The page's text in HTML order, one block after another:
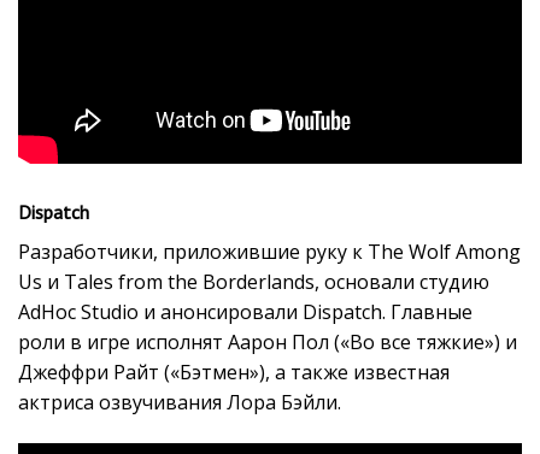
Dispatch
Разработчики, приложившие руку к The Wolf Among
Us и Tales from the Borderlands, основали студию
AdHoc Studio и анонсировали Dispatch. Главные
роли в игре исполнят Аарон Пол («Во все тяжкие») и
Джеффри Райт («Бэтмен»), а также известная
актриса озвучивания Лора Бэйли.